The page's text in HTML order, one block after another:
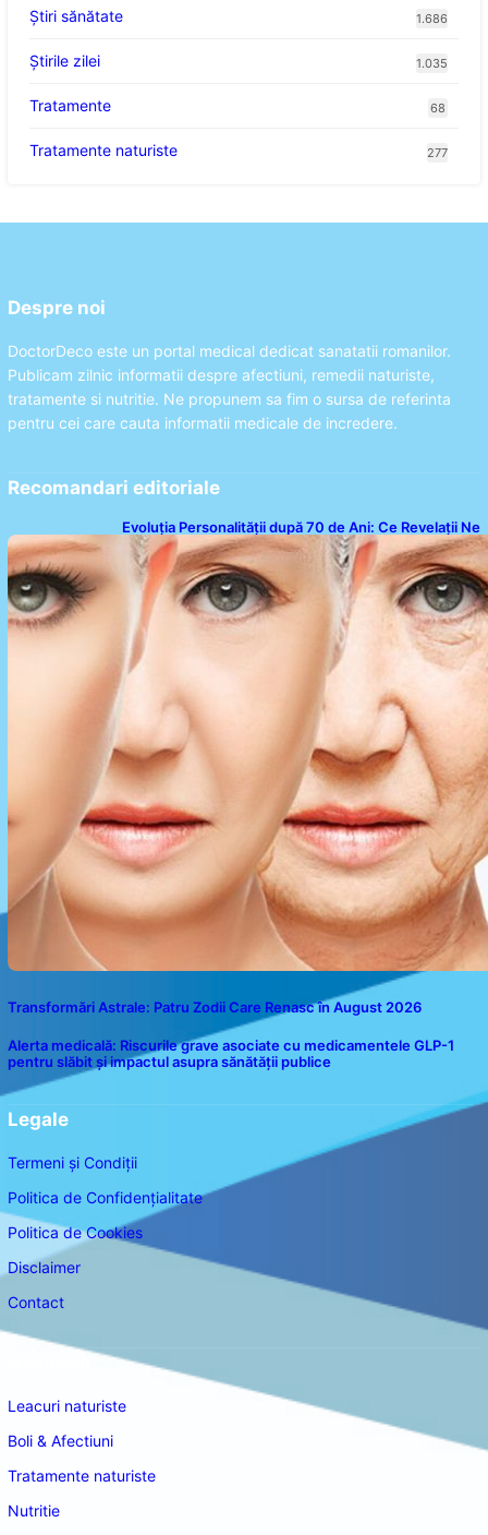
Ştiri sănătate 1.686
Știrile zilei 1.035
Tratamente 68
Tratamente naturiste 277
Despre noi
DoctorDeco este un portal medical dedicat sanatatii romanilor.
Publicam zilnic informatii despre afectiuni, remedii naturiste,
tratamente si nutritie. Ne propunem sa fim o sursa de referinta
pentru cei care cauta informatii medicale de incredere.
Recomandari editoriale
Evoluția Personalității după 70 de Ani: Ce Revelații Ne
Oferă Studiile Psihologice
Transformări Astrale: Patru Zodii Care Renasc în August 2026
Alerta medicală: Riscurile grave asociate cu medicamentele GLP-1
pentru slăbit și impactul asupra sănătății publice
Legale
Termeni și Condiții
Politica de Confidențialitate
Politica de Cookies
Disclaimer
Contact
Leacuri naturiste
Boli & Afectiuni
Tratamente naturiste
Nutritie